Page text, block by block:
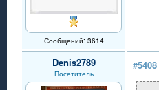
Сообщений: 3614
Denis2789
Посетитель
#5408